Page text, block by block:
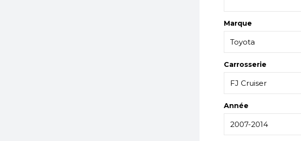
Marque
Carrosserie
Année